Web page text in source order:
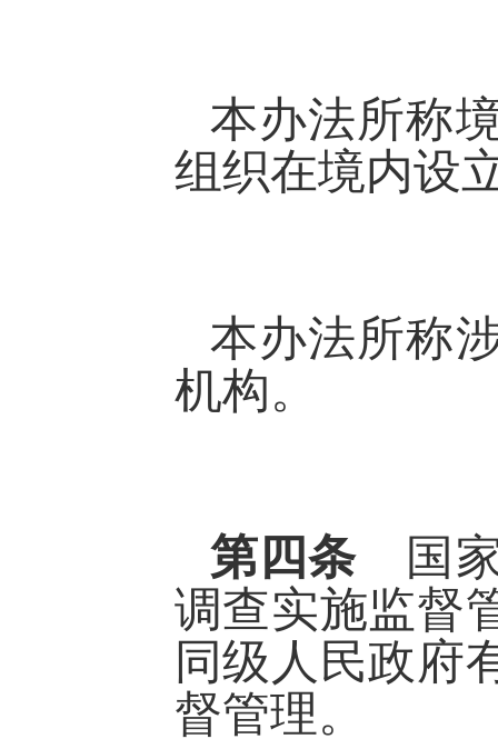
本办法所称
组织在境内设
本办法所称
机构。
第四条
国
调查实施监督
同级人民政府
督管理。